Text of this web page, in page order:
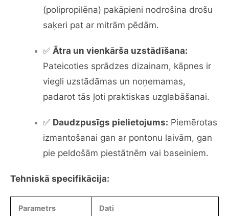
(polipropilēna) pakāpieni nodrošina drošu
saķeri pat ar mitrām pēdām.
✅ Ātra un vienkārša uzstādīšana:
Pateicoties sprādzes dizainam, kāpnes ir
viegli uzstādāmas un noņemamas,
padarot tās ļoti praktiskas uzglabāšanai.
✅ Daudzpusīgs pielietojums: Piemērotas
izmantošanai gan ar pontonu laivām, gan
pie peldošām piestātnēm vai baseiniem.
Tehniskā specifikācija:
Parametrs Dati